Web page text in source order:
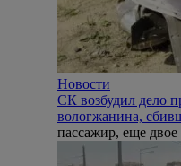
Новости
СК возбудил дело
вологжанина,
пассажир, еще двое